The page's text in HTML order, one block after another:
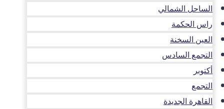
الساحل الشمالي
راس الحكمة
العين السخنة
التجمع السادس
أكتوبر
التجمع
القاهرة الجديدة